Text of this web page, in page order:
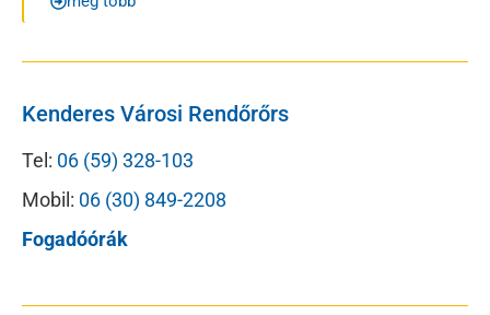
Kenderes Városi Rendőrőrs
Tel: 06 (59) 328-103
Mobil: 06 (30) 849-2208
Fogadóórák